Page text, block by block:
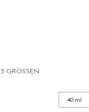
3 GRÖSSEN
40 ml